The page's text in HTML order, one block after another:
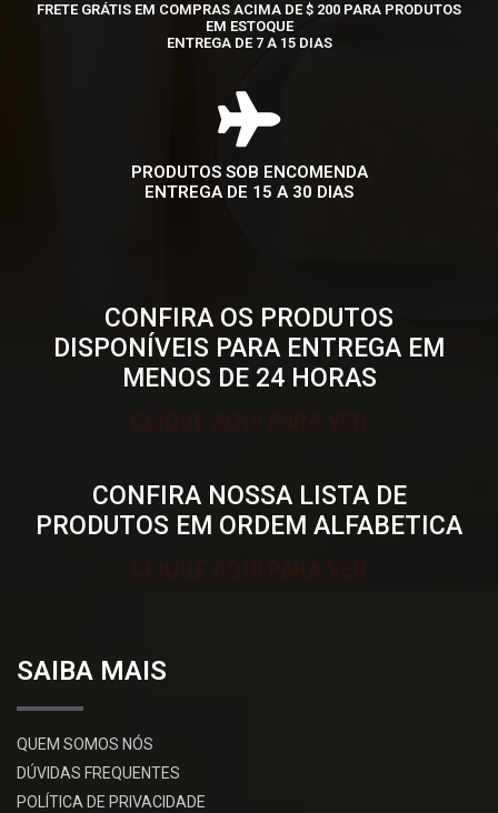
FRETE GRÁTIS EM COMPRAS ACIMA DE $ 200 PARA PRODUTOS
EM ESTOQUE
ENTREGA DE 7 A 15 DIAS
PRODUTOS SOB ENCOMENDA
ENTREGA DE 15 A 30 DIAS
CONFIRA OS PRODUTOS
DISPONÍVEIS PARA ENTREGA EM
MENOS DE 24 HORAS
CONFIRA NOSSA LISTA DE
PRODUTOS EM ORDEM ALFABETICA
SAIBA MAIS
QUEM SOMOS NÓS
DÚVIDAS FREQUENTES
POLÍTICA DE PRIVACIDADE